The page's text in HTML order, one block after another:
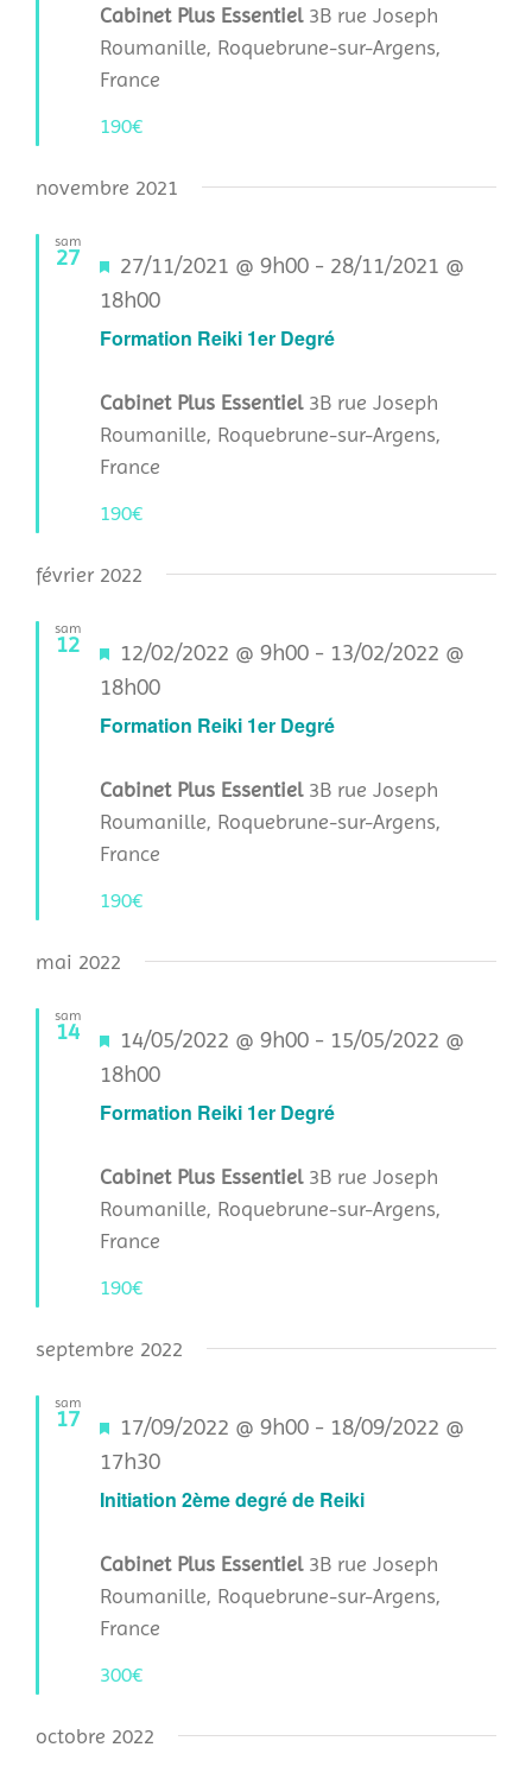
Cabinet Plus Essentiel 3B rue Joseph
Roumanille, Roquebrune-sur-Argens,
France
190€
novembre 2021
sam
27
Formation Reiki 1er Degré
Mis
en
avant
27/11/2021 @ 9h00 - 28/11/2021 @
18h00
Cabinet Plus Essentiel 3B rue Joseph
Roumanille, Roquebrune-sur-Argens,
France
190€
février 2022
sam
12
Formation Reiki 1er Degré
Mis
en
avant
12/02/2022 @ 9h00 - 13/02/2022 @
18h00
Cabinet Plus Essentiel 3B rue Joseph
Roumanille, Roquebrune-sur-Argens,
France
190€
mai 2022
sam
14
Formation Reiki 1er Degré
Mis
en
avant
14/05/2022 @ 9h00 - 15/05/2022 @
18h00
Cabinet Plus Essentiel 3B rue Joseph
Roumanille, Roquebrune-sur-Argens,
France
190€
septembre 2022
sam
17
Initiation 2ème degré de Reiki
Mis
en
avant
17/09/2022 @ 9h00 - 18/09/2022 @
17h30
Cabinet Plus Essentiel 3B rue Joseph
Roumanille, Roquebrune-sur-Argens,
France
300€
octobre 2022